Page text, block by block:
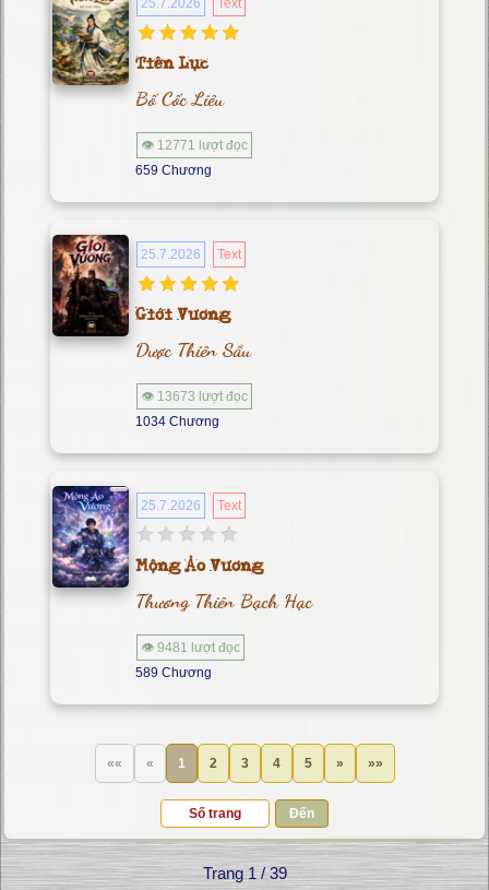
25.7.2026 Text
Tiên Lục
Bố Cốc Liêu
👁 12771 lượt đọc
659 Chương
25.7.2026 Text
Giới Vương
Dược Thiên Sầu
👁 13673 lượt đọc
1034 Chương
25.7.2026 Text
Mộng Ảo Vương
Thương Thiên Bạch Hạc
👁 9481 lượt đọc
589 Chương
«« « 1 2 3 4 5 » »»
Đến
Trang 1 / 39